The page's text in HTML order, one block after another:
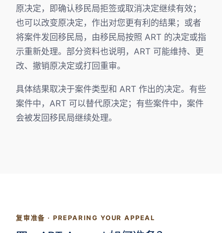
原决定，即确认移民局拒签或取消决定继续有效；
也可以改变原决定，作出对您更有利的结果；或者
将案件发回移民局，由移民局按照 ART 的决定或指
示重新处理。部分资料也说明，ART 可能维持、更
改、撤销原决定或打回重审。
具体结果取决于案件类型和 ART 作出的决定。有些
案件中，ART 可以替代原决定；有些案件中，案件
会被发回移民局继续处理。
复审准备 · PREPARING YOUR APPEAL